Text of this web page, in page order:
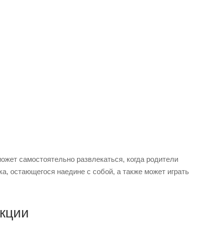
самостоятельно развлекаться, когда родители
остающегося наедине с собой, а также может играть